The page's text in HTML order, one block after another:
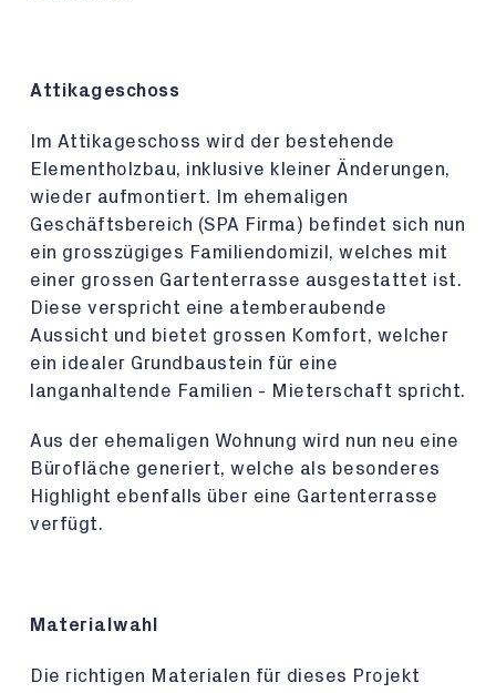
Attikageschoss
Im Attikageschoss wird der bestehende
Elementholzbau, inklusive kleiner Änderungen,
wieder aufmontiert. Im ehemaligen
Geschäftsbereich (SPA Firma) befindet sich nun
ein grosszügiges Familiendomizil, welches mit
einer grossen Gartenterrasse ausgestattet ist.
Diese verspricht eine atemberaubende
Aussicht und bietet grossen Komfort, welcher
ein idealer Grundbaustein für eine
langanhaltende Familien - Mieterschaft spricht.
Aus der ehemaligen Wohnung wird nun neu eine
Bürofläche generiert, welche als besonderes
Highlight ebenfalls über eine Gartenterrasse
verfügt.
Materialwahl
Die richtigen Materialen für dieses Projekt